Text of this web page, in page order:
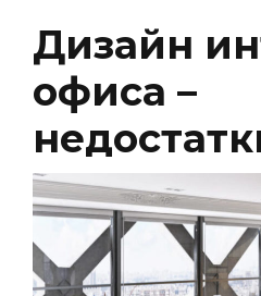
Дизайн
офиса –